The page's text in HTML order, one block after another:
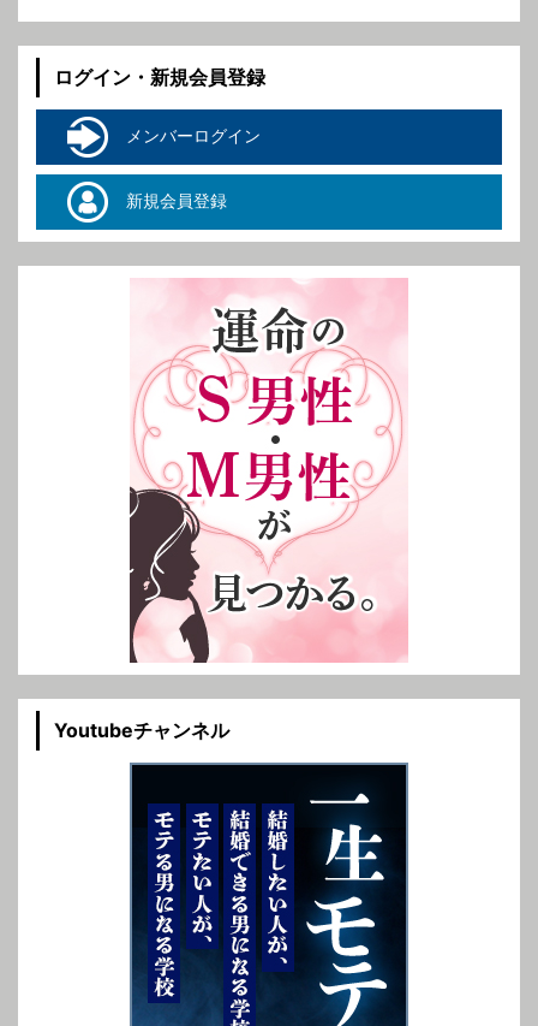
ログイン・新規会員登録
メンバーログイン
新規会員登録
Youtubeチャンネル